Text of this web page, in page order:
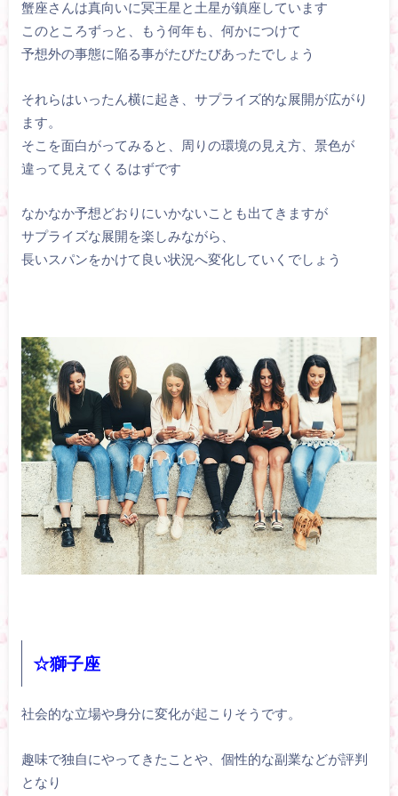
蟹座さんは真向いに冥王星と土星が鎮座しています
このところずっと、もう何年も、何かにつけて
予想外の事態に陥る事がたびたびあったでしょう
それらはいったん横に起き、サプライズ的な展開が広がり
ます。
そこを面白がってみると、周りの環境の見え方、景色が
違って見えてくるはずです
なかなか予想どおりにいかないことも出てきますが
サプライズな展開を楽しみながら、
長いスパンをかけて良い状況へ変化していくでしょう
☆獅子座
社会的な立場や身分に変化が起こりそうです。
趣味で独自にやってきたことや、個性的な副業などが評判
となり